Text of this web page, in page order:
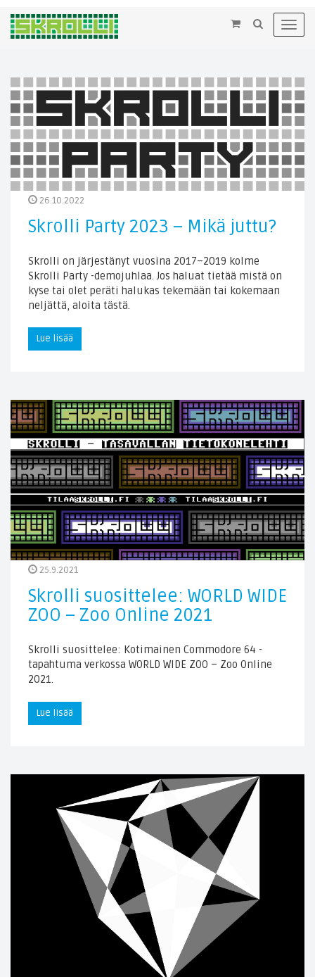
×
26.10.2022
Skrolli Party 2023 – Mikä juttu?
Skrolli on järjestänyt vuosina 2017–2019 kolme
Skrolli Party -demojuhlaa. Jos haluat tietää mistä on
kyse tai olet peräti halukas tekemään tai kokemaan
neljättä, aloita tästä.
Lue lisää
25.9.2021
Skrolli suosittelee: WORLD WIDE
ZOO – Zoo Online 2021
Skrolli suosittelee: Kotimainen Commodore 64 -
tapahtuma verkossa WORLD WIDE ZOO – Zoo Online
2021.
Lue lisää